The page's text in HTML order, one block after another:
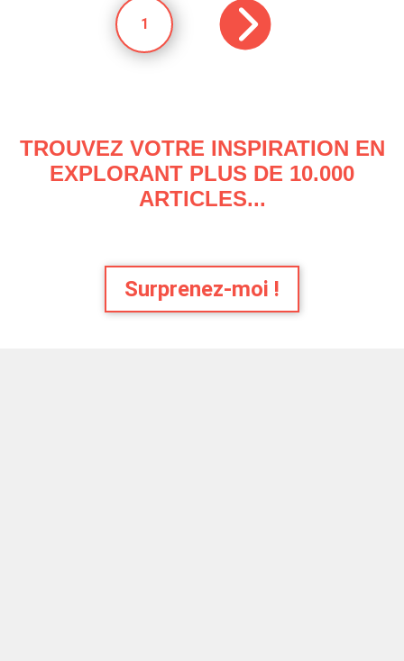
1
TROUVEZ VOTRE INSPIRATION EN
EXPLORANT PLUS DE 10.000
ARTICLES...
Surprenez-moi !